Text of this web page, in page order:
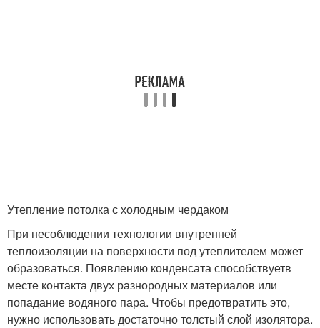
Утепление потолка с холодным чердаком
При несоблюдении технологии внутренней
теплоизоляции на поверхности под утеплителем может
образоваться. Появлению конденсата способствуетв
месте контакта двух разнородных материалов или
попадание водяного пара. Чтобы предотвратить это,
нужно использовать достаточно толстый слой изолятора.